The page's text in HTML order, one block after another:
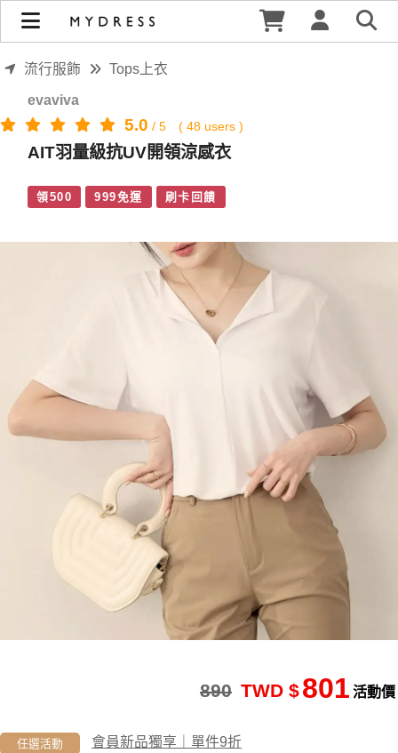
AIT羽量級抗UV開領涼感衣 | MYDRESS 時裳韓風
流行服飾 Tops上衣
evaviva
5.0 / 5 ( 48 users )
AIT羽量級抗UV開領涼感衣
領500 999免運 刷卡回饋
活動價
801
TWD $
890
任選活動 會員新品獨享｜單件9折